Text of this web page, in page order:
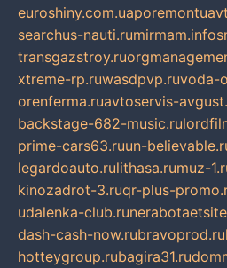
euroshiny.com.ua
searchus-nauti.rumirmam.info
transgazstroy.ru
xtreme-rp.ruwasdpvp.ruvoda-
orenferma.ruavtoservis-
backstage-682-music.ru
prime-cars63.ruun-
legardoauto.rulithasa.rumuz-
kinozadrot-3.ruqr-plus-
udalenka-club.ru
dash-cash-now.rubravoprod.ru
hotteygroup.rubagira31.ru